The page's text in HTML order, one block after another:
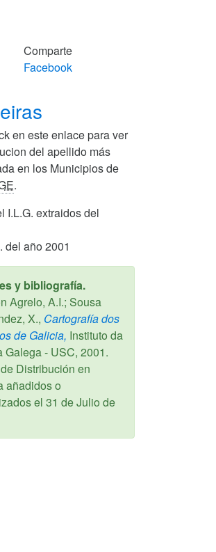
Comparte
Facebook
en este enlace para ver
del apellido más
en los Municipios de
.
I.L.G. extraidos del
del año 2001
y bibliografía.
Agrelo, A.I.; Sousa
X., Cartografía dos
de Galicia, Instituto da
Galega - USC, 2001.
Distribución en
añadidos o
el 31 de Julio de